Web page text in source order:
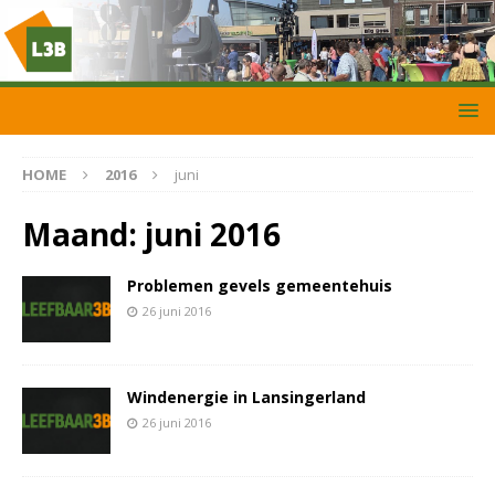
HOME 2016 juni
Maand: juni 2016
Problemen gevels gemeentehuis
26 juni 2016
Windenergie in Lansingerland
26 juni 2016